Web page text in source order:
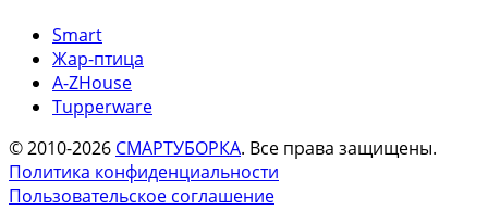
Smart
Жар-птица
A-ZHouse
Tupperware
© 2010-2026 СМАРТУБОРКА. Все права защищены.
Политика конфиденциальности
Пользовательское соглашение